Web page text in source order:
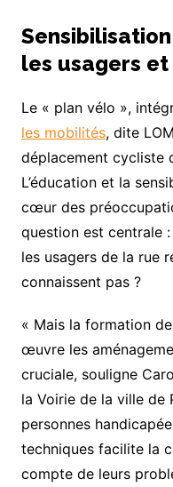
les usagers
Le « plan vélo »,
les mobilités, dite
déplacement cycliste
L’éducation et la
cœur des
question est centrale
les usagers de la rue
connaissent pas ?
« Mais la formation
œuvre les
cruciale, souligne
la Voirie de la ville de
personnes
techniques facilite la
compte de leurs